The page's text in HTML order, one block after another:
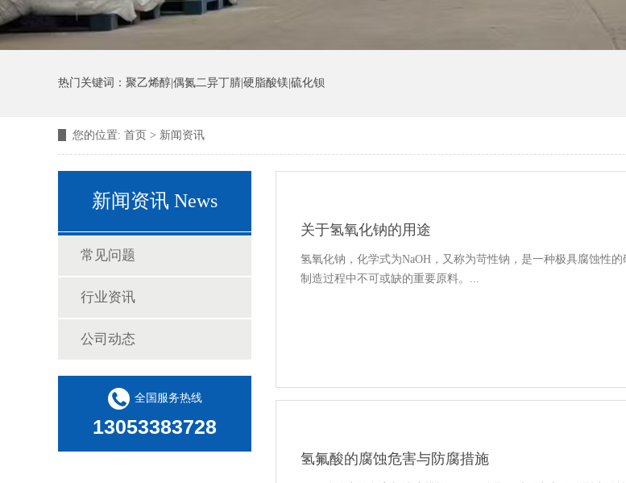
热门关键词：聚乙烯醇|偶氮二异丁腈|硬脂酸镁|硫化钡
您的位置: 首页 > 新闻资讯
新闻资讯 News
常见问题
行业资讯
公司动态
全国服务热线
13053383728
关于氢氧化钠的用途
氢氧化钠，化学式为NaOH，又称为苛性钠，是一种极具腐蚀性
制造过程中不可或缺的重要原料。...
氢氟酸的腐蚀危害与防腐措施